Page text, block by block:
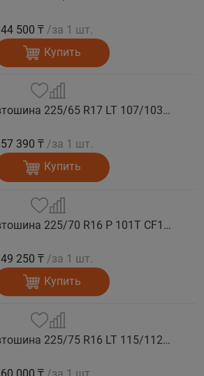
44 500 ₸ /за 1 шт.
Купить
COMFORSER Автошина 225/65 R17 LT 107/103S CF1100 8PR RWL лето
57 390 ₸ /за 1 шт.
Купить
COMFORSER Автошина 225/70 R16 P 101T CF1100 RWL лето
49 250 ₸ /за 1 шт.
Купить
COMFORSER Автошина 225/75 R16 LT 115/112R CF1100 10PR RWL лето
60 000 ₸ /за 1 шт.